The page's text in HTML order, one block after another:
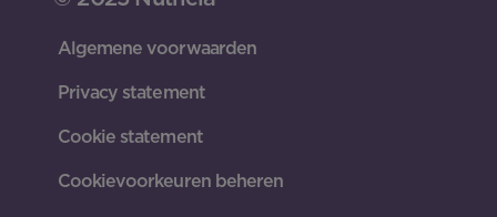
Algemene voorwaarden
Privacy statement
Cookie statement
Cookievoorkeuren beheren